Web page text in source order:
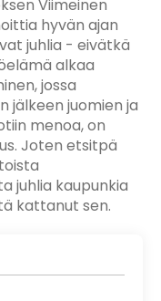
Viimeinen
hyvän ajan
juhlia - eivätkä
alkaa
jossa
jälkeen juomien ja
menoa, on
Joten etsitpä
juhlia kaupunkia
kattanut sen.